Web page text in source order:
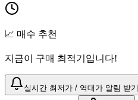
📈 매수 추천
지금이 구매 최적기입니다!
실시간 최저가 / 역대가 알림 받기